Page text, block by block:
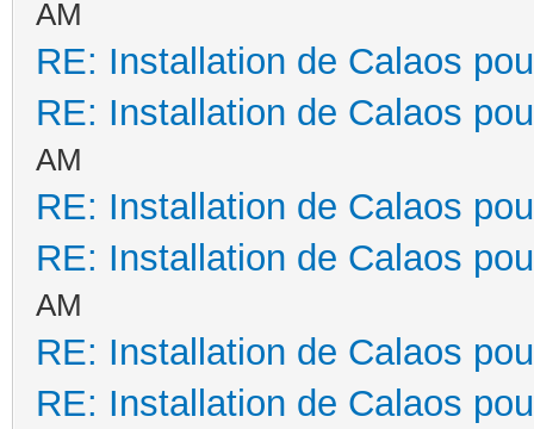
AM
RE: Installation de Calaos
RE: Installation de Calaos
AM
RE: Installation de Calaos
RE: Installation de Calaos
AM
RE: Installation de Calaos
RE: Installation de Calaos